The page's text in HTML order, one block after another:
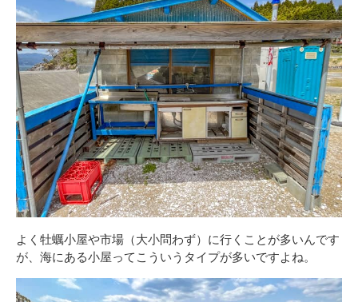
よく牡蠣小屋や市場（大小問わず）に行くことが多いんです
が、海にある小屋ってこういうタイプが多いですよね。